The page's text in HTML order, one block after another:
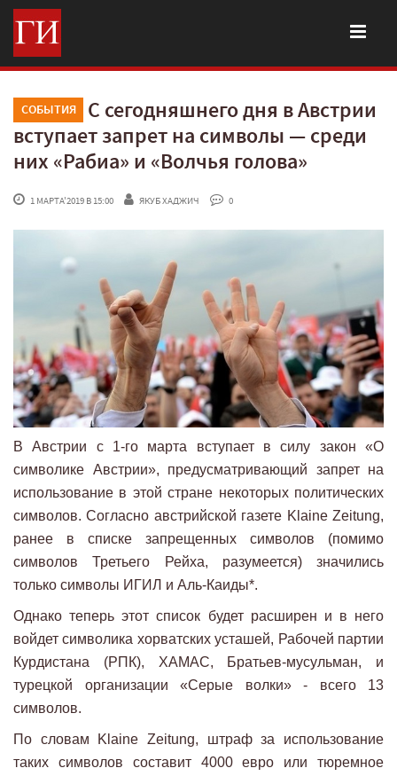
СОБЫТИЯ
С сегодняшнего дня в Австрии
вступает запрет на символы — среди
них «Рабиа» и «Волчья голова»
1 МАРТА'2019 В 15:00 ЯКУБ ХАДЖИЧ 0
В Австрии с 1-го марта вступает в силу закон «О
символике Австрии», предусматривающий запрет на
использование в этой стране некоторых политических
символов. Согласно австрийской газете Klaine Zeitung,
ранее в списке запрещенных символов (помимо
символов Третьего Рейха, разумеется) значились
только символы ИГИЛ и Аль-Каиды*.
Однако теперь этот список будет расширен и в него
войдет символика хорватских усташей, Рабочей партии
Курдистана (РПК), ХАМАС, Братьев-мусульман, и
турецкой организации «Серые волки» - всего 13
символов.
По словам Klaine Zeitung, штраф за использование
таких символов составит 4000 евро или тюремное